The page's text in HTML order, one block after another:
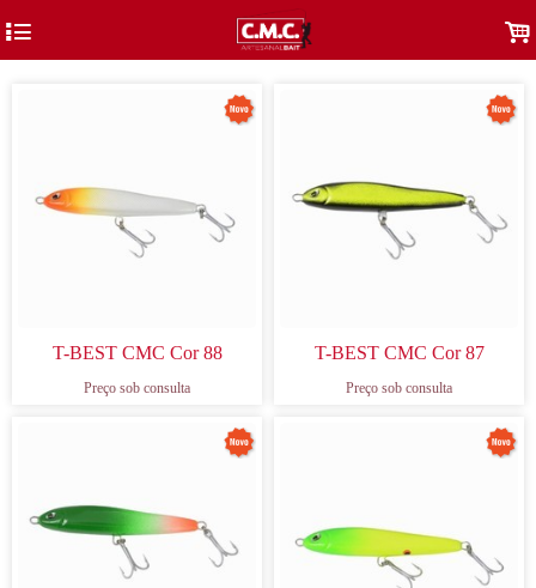
4 .
T-BEST CMC Cor 88
Preço sob consulta
T-BEST CMC Cor 87
Preço sob consulta